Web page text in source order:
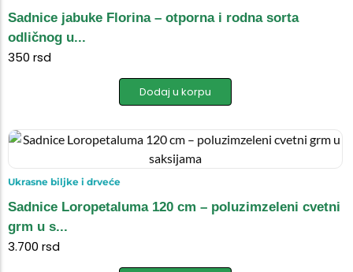
Sadnice jabuke Florina – otporna i rodna sorta
odličnog u...
350 rsd
Dodaj u korpu
Ukrasne biljke i drveće
Sadnice Loropetaluma 120 cm – poluzimzeleni cvetni
grm u s...
3.700 rsd